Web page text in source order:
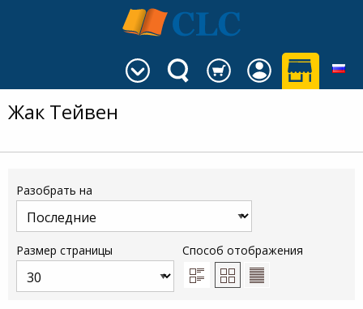
Жак Тейвен
Разобрать на
Размер страницы Способ отображения